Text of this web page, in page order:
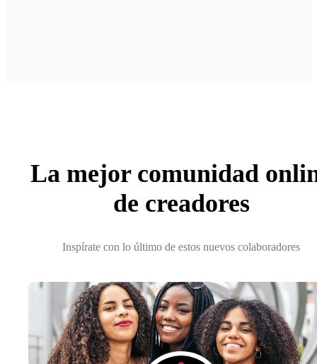
La mejor comunidad
de creadores
Inspírate con lo último de estos nuevos colaboradores